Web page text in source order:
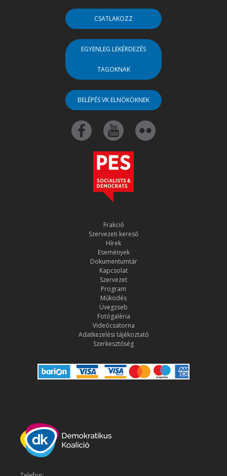
CSATLAKOZZ
EGYENLEG LEKÉRDEZÉS
TAGOKNAK
BELÉPÉS VK ELNÖKÖKNEK
Frakció
Szervezeti kereső
Hírek
Események
Dokumentumtár
Kapcsolat
Szervezet
Program
Működés
Üvegzseb
Fotógaléria
Videócsatorna
Adatkezelési tájékoztató
Szerkesztőség